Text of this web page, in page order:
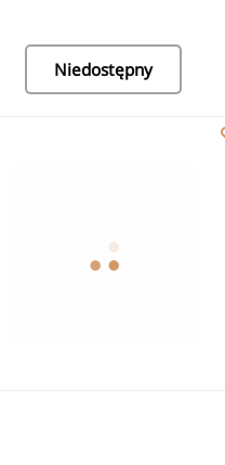
Niedostępny
termostatyczny, zawór
termostatyczna mini